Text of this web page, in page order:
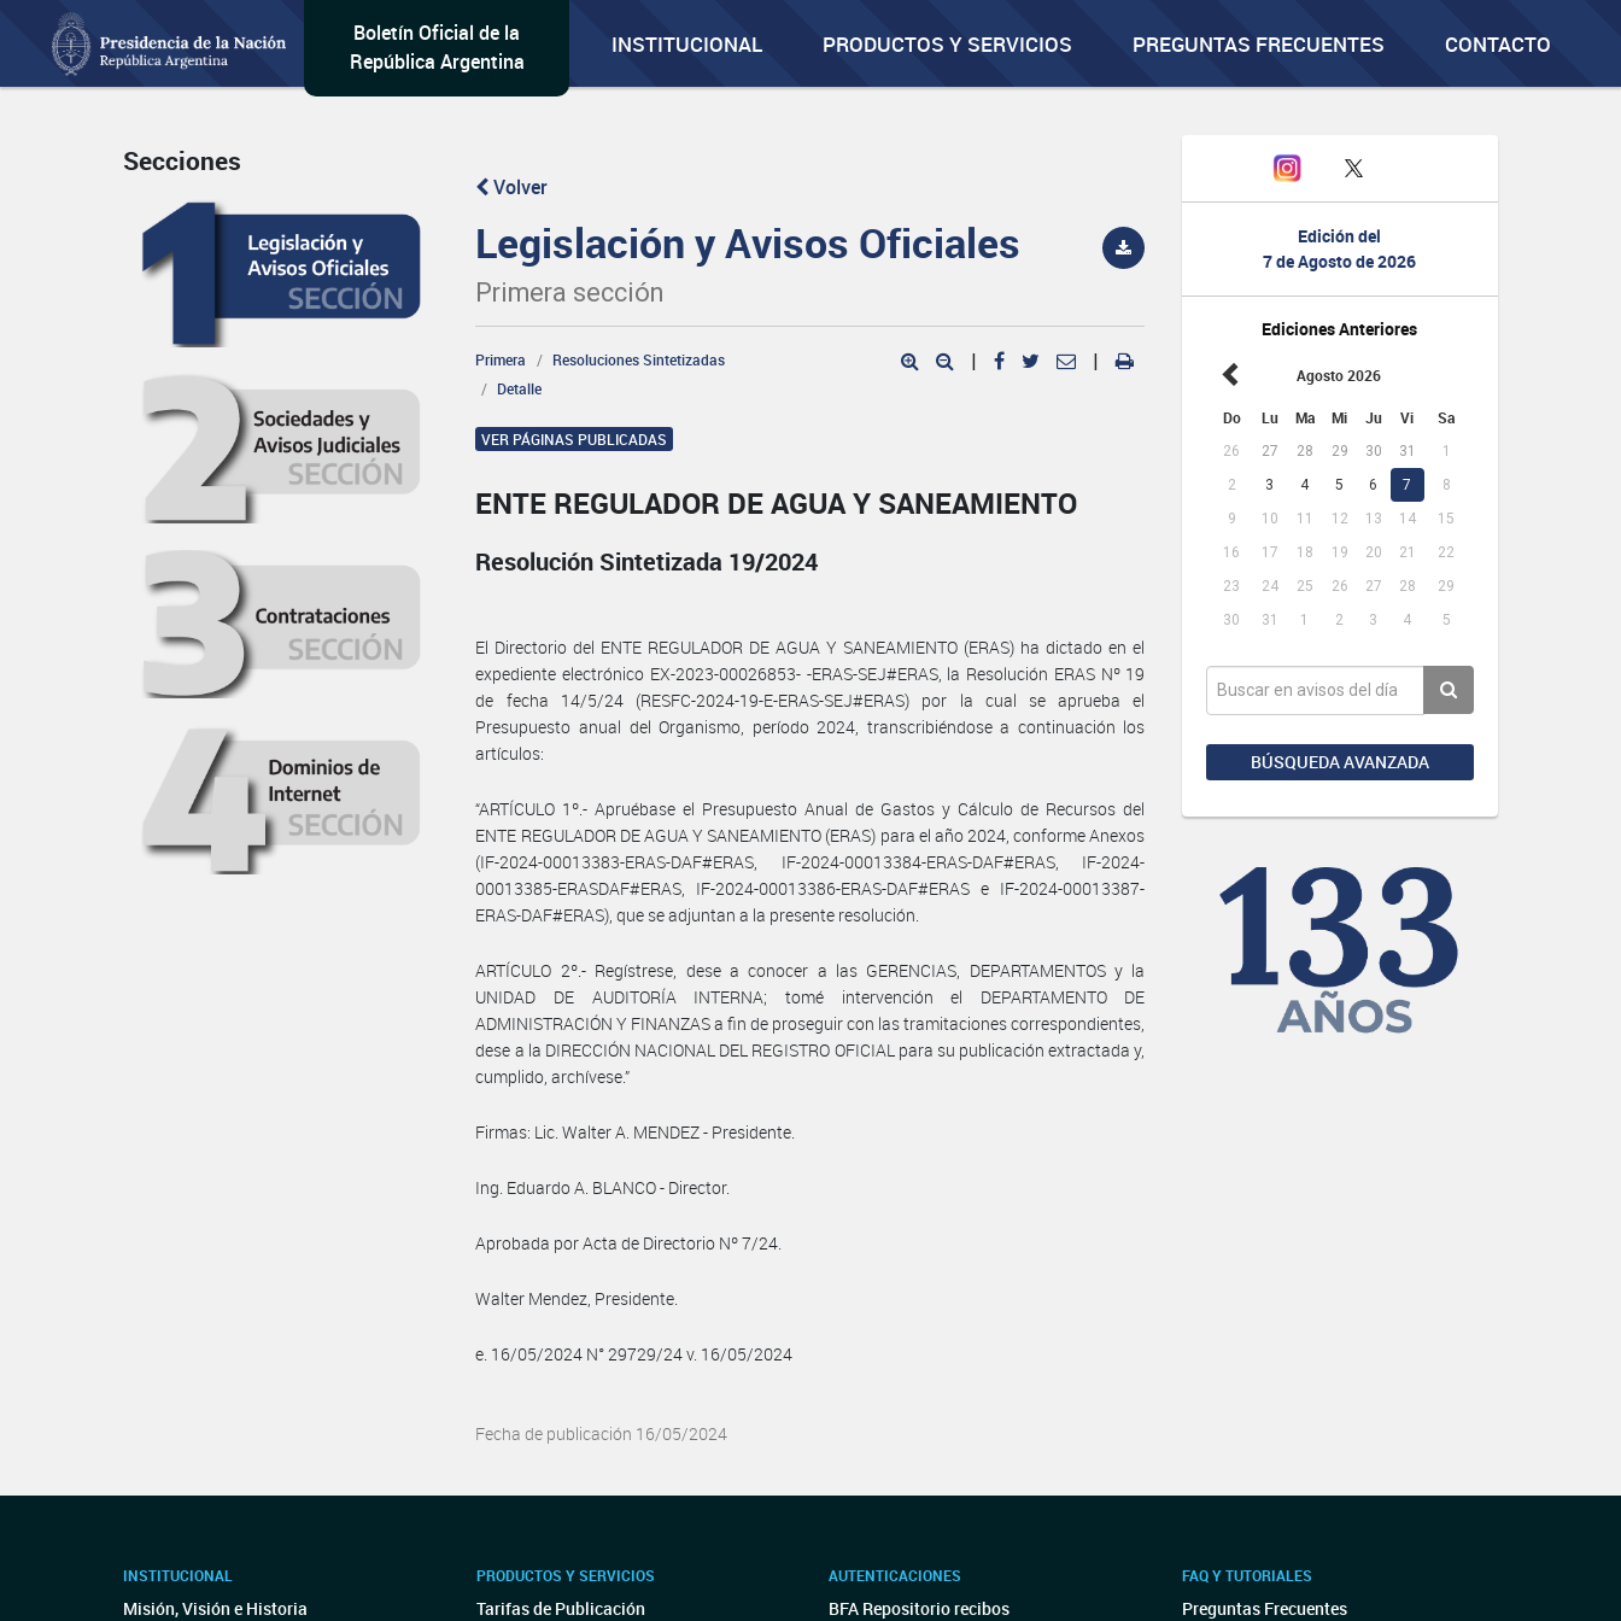
Boletín Oficial de la
República Argentina
INSTITUCIONAL PRODUCTOS Y SERVICIOS PREGUNTAS FRECUENTES CONTACTO
Edición del
7 de Agosto de 2026
Ediciones Anteriores
Agosto 2026
Do Lu Ma Mi Ju Vi Sa
26 27 28 29 30 31
1
2
3 4 5 6 7
8
9
10 11 12 13 14
15
16
17 18 19 20 21
22
23
24 25 26 27 28
29
30
31 1 2 3 4 5
BÚSQUEDA AVANZADA
Secciones
Volver
Legislación y Avisos Oficiales
Primera sección
Primera
Resoluciones Sintetizadas
Detalle
| |
VER PÁGINAS PUBLICADAS
ENTE REGULADOR DE AGUA Y SANEAMIENTO
Resolución Sintetizada 19/2024
El Directorio del ENTE REGULADOR DE AGUA Y SANEAMIENTO (ERAS) ha dictado en el
expediente electrónico EX-2023-00026853- -ERAS-SEJ#ERAS, la Resolución ERAS Nº 19
de fecha 14/5/24 (RESFC-2024-19-E-ERAS-SEJ#ERAS) por la cual se aprueba el
Presupuesto anual del Organismo, período 2024, transcribiéndose a continuación los
artículos:
“ARTÍCULO 1º.- Apruébase el Presupuesto Anual de Gastos y Cálculo de Recursos del
ENTE REGULADOR DE AGUA Y SANEAMIENTO (ERAS) para el año 2024, conforme Anexos
(IF-2024-00013383-ERAS-DAF#ERAS, IF-2024-00013384-ERAS-DAF#ERAS, IF-2024-
00013385-ERASDAF#ERAS, IF-2024-00013386-ERAS-DAF#ERAS e IF-2024-00013387-
ERAS-DAF#ERAS), que se adjuntan a la presente resolución.
ARTÍCULO 2º.- Regístrese, dese a conocer a las GERENCIAS, DEPARTAMENTOS y la
UNIDAD DE AUDITORÍA INTERNA; tomé intervención el DEPARTAMENTO DE
ADMINISTRACIÓN Y FINANZAS a fin de proseguir con las tramitaciones correspondientes,
dese a la DIRECCIÓN NACIONAL DEL REGISTRO OFICIAL para su publicación extractada y,
cumplido, archívese.”
Firmas: Lic. Walter A. MENDEZ - Presidente.
Ing. Eduardo A. BLANCO - Director.
Aprobada por Acta de Directorio Nº 7/24.
Walter Mendez, Presidente.
e. 16/05/2024 N° 29729/24 v. 16/05/2024
Fecha de publicación 16/05/2024
INSTITUCIONAL
Misión, Visión e Historia
PRODUCTOS Y SERVICIOS
Tarifas de Publicación
AUTENTICACIONES
BFA Repositorio recibos
FAQ Y TUTORIALES
Preguntas Frecuentes